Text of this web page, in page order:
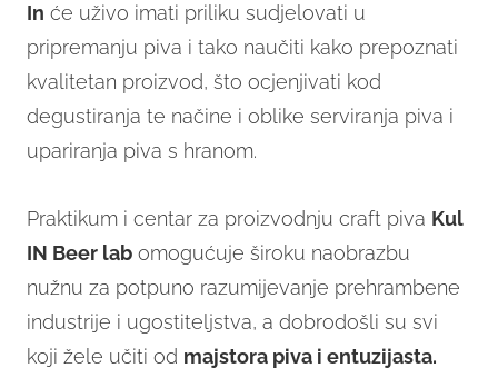
In će uživo imati priliku sudjelovati u
pripremanju piva i tako naučiti kako prepoznati
kvalitetan proizvod, što ocjenjivati kod
degustiranja te načine i oblike serviranja piva i
upariranja piva s hranom.
Praktikum i centar za proizvodnju craft piva Kul
IN Beer lab omogućuje široku naobrazbu
nužnu za potpuno razumijevanje prehrambene
industrije i ugostiteljstva, a dobrodošli su svi
koji žele učiti od majstora piva i entuzijasta.